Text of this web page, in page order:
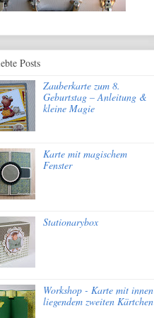
Posts
Zauberkarte zum 8.
Geburtstag – Anleitung &
kleine Magie
Karte mit magischem
Fenster
Stationarybox
Workshop - Karte mit innen
liegendem zweiten Kärtchen